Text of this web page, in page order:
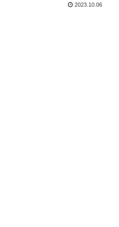
くの？お父さん自由だ
2023.10.06